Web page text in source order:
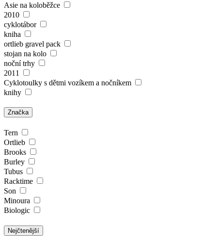
Asie na koloběžce
2010
cyklotábor
kniha
ortlieb gravel pack
stojan na kolo
noční trhy
2011
Cyklotoulky s dětmi vozíkem a nočníkem
knihy
Značka
Tern
Ortlieb
Brooks
Burley
Tubus
Racktime
Son
Minoura
Biologic
Nejčtenější